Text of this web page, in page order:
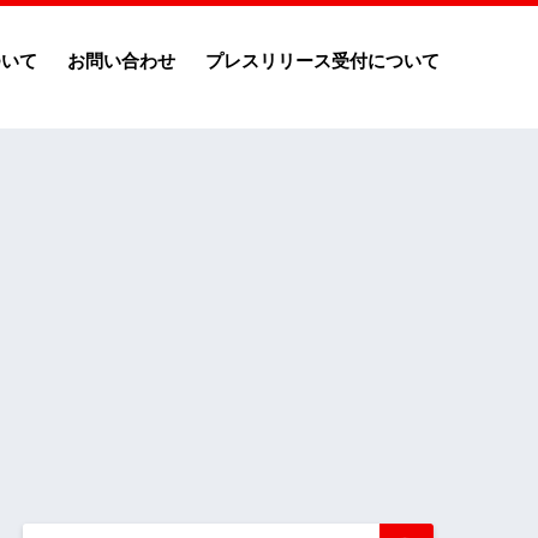
て お問い合わせ プレスリリース受付について